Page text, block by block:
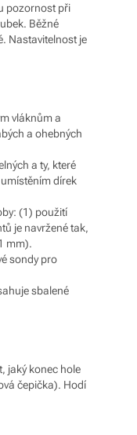
pozornost při
Běžné
Nastavitelnost je
vláknům a
a ohebných
a ty, které
dírek
(1) použití
je navržené tak,
mm).
sondy pro
sbalené
jaký konec hole
čepička). Hodí